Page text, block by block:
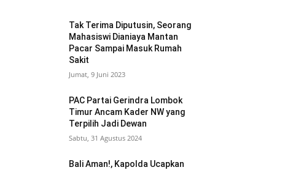
Tak Terima Diputusin, Seorang
Mahasiswi Dianiaya Mantan
Pacar Sampai Masuk Rumah
Sakit
Jumat, 9 Juni 2023
PAC Partai Gerindra Lombok
Timur Ancam Kader NW yang
Terpilih Jadi Dewan
Sabtu, 31 Agustus 2024
Bali Aman!, Kapolda Ucapkan